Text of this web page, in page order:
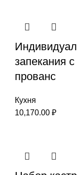
запекания
прованс
Кухня
10,170.00 ₽